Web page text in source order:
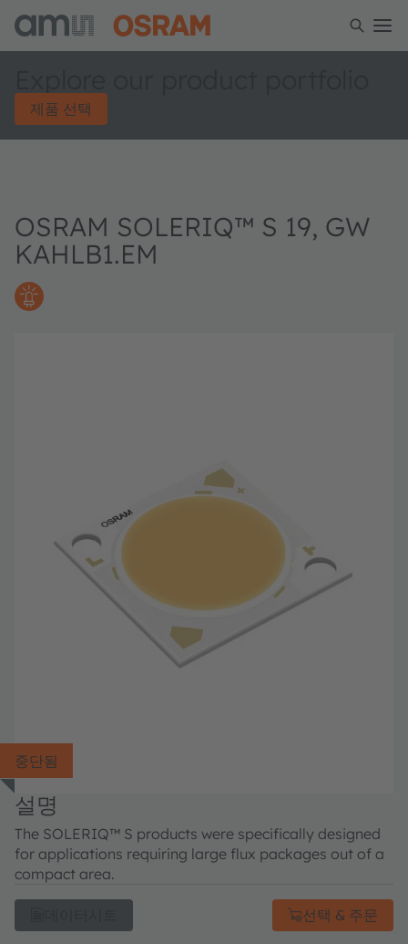
제품 선택
OSRAM SOLERIQ™ S 19, GW
KAHLB1.EM
중단됨
설명
The SOLERIQ™ S products were specifically designed
for applications requiring large flux packages out of a
compact area.
선택 & 주문